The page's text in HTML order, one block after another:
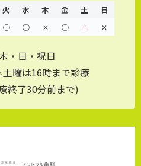
火 水 木 金 土 日
◯ ◯ ✕ ◯ △ ✕
・日・祝日
曜は16時まで診療
終了30分前まで)